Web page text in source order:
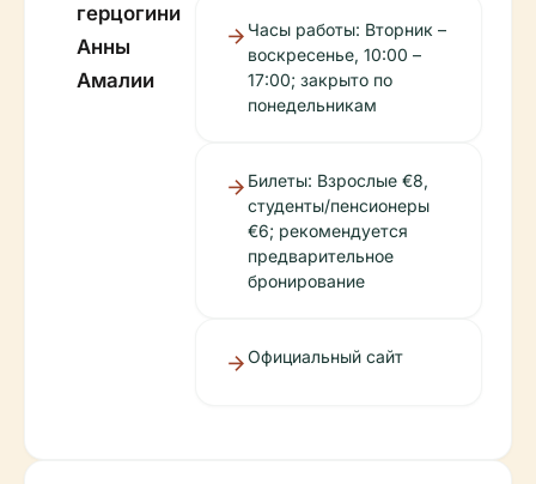
герцогини
Анны
Амалии
Часы работы: Вторник –
воскресенье, 10:00 –
17:00; закрыто по
понедельникам
Билеты: Взрослые €8,
студенты/пенсионеры
€6; рекомендуется
предварительное
бронирование
Официальный сайт